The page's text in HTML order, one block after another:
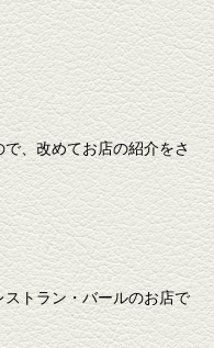
、改めてお店の紹介をさ
トラン・バールのお店で